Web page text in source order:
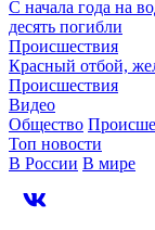
С начала года на
десять погибли
Происшествия
Красный отбой,
Происшествия
Видео
Общество
Топ новости
В России В мире